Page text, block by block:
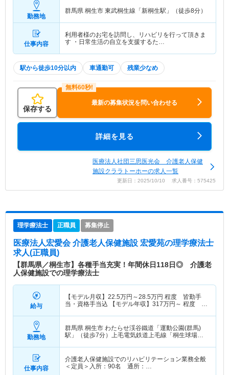
勤務地
群馬県 桐生市 東武桐生線「新桐生駅」（徒歩8分）
仕事内容
利用者様のお宅を訪問し、リハビリを行って頂きま
す ・日常生活の自立を支援するた…
駅から徒歩10分以内 車通勤可 残業少なめ
保存する
最新の募集状況を問い合わせる
詳細を見る
医療法人社団三思医光会 介護老人保健
施設クララトーホーの求人一覧
更新日：2025/10/10 求人番号：575425
理学療法士 正職員 募集停止
医療法人宏愛会 介護老人保健施設 宏愛苑の理学療法士
求人(正職員)
【群馬県／桐生市】各種手当充実！年間休日118日◎ 介護老
人保健施設での理学療法士
給与
【モデル月収】 22.5万円～28.5万円 程度 皆勤手
当・資格手当込 【モデル年収】 317万円～ 程度 月
勤務地
群馬県 桐生市 わたらせ渓谷鐵道「運動公園(群馬)
駅」（徒歩7分）上毛電気鉄道上毛線「桐生球場前
仕事内容
介護老人保健施設でのリハビリテーション業務全般
＜定員＞入所：90名 通所：…